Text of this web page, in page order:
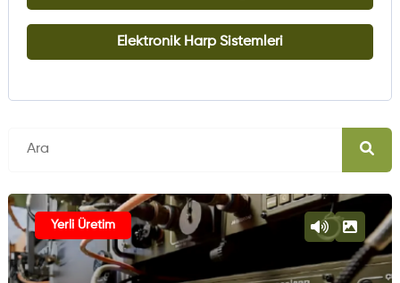
Yerli Üretim
Elektronik Harp Sistemleri